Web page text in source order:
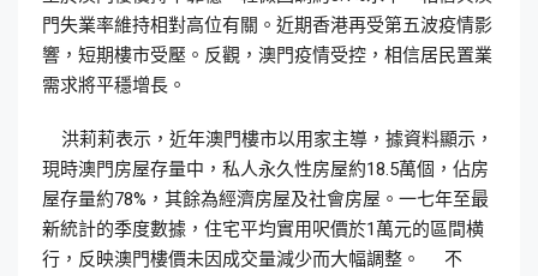
門失業率維持相對高位有關。近期香港再受第五波疫情影
響，短期樓市受壓。反觀，澳門疫情受控，相信居民置業
需求將平穩增長。
洪莉莉表示，近年澳門樓市以用家主導，據資料顯示，
現時澳門房屋存量中，私人永久性房屋約18.5萬個，佔房
屋存量約78%，其餘為經濟房屋及社會房屋。一七年至最
新統計的季度數據，住宅平均實用呎價於1萬元的區間横
行，反映澳門樓價未因成交量減少而大幅調整。 不